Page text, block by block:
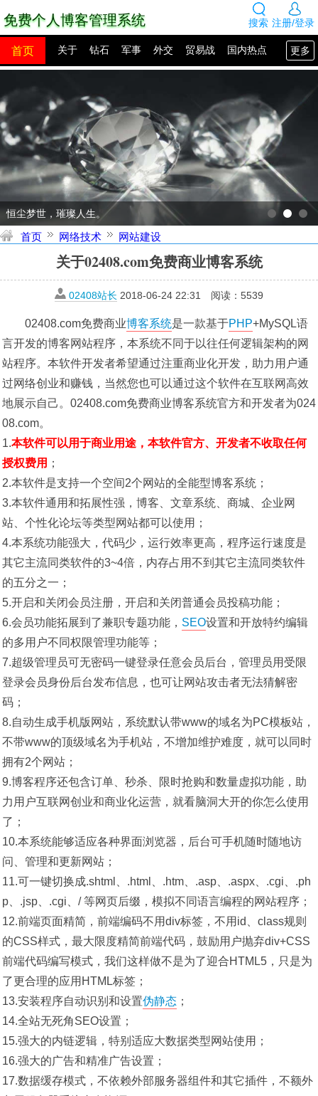
注册/登录
搜索
免费个人博客管理系统
更多
首页 关于 钻石 军事 外交 贸易战 国内热点
网站模板 源码下载 创业赚钱 图片展示 留言板
恒尘梦世，璀璨人生。
首页 网络技术 网站建设
关于02408.com免费商业博客系统
02408站长 2018-06-24 22:31 阅读： 5539
02408.com免费商业博客系统是一款基于PHP+MySQL语
言开发的博客网站程序，本系统不同于以往任何逻辑架构的网
站程序。本软件开发者希望通过注重商业化开发，助力用户通
过网络创业和赚钱，当然您也可以通过这个软件在互联网高效
地展示自己。02408.com免费商业博客系统官方和开发者为024
08.com。
1.本软件可以用于商业用途，本软件官方、开发者不收取任何
授权费用 ；
2.本软件是支持一个空间2个网站的全能型博客系统；
3.本软件通用和拓展性强，博客、文章系统、商城、企业网
站、个性化论坛等类型网站都可以使用；
4.本系统功能强大，代码少，运行效率更高，程序运行速度是
其它主流同类软件的3~4倍，内存占用不到其它主流同类软件
的五分之一；
5.开启和关闭会员注册，开启和关闭普通会员投稿功能；
6.会员功能拓展到了兼职专题功能， SEO设置和开放特约编辑
的多用户不同权限管理功能等；
7.超级管理员可无密码一键登录任意会员后台，管理员用受限
登录会员身份后台发布信息，也可让网站攻击者无法猜解密
码；
8.自动生成手机版网站，系统默认带www的域名为PC模板站，
不带www的顶级域名为手机站，不增加维护难度，就可以同时
拥有2个网站；
9.博客程序还包含订单、秒杀、限时抢购和数量虚拟功能，助
力用户互联网创业和商业化运营，就看脑洞大开的你怎么使用
了；
10.本系统能够适应各种界面浏览器，后台可手机随时随地访
问、管理和更新网站；
11.可一键切换成.shtml、.html、.htm、.asp、.aspx、.cgi、.ph
p、.jsp、.cgi、/ 等网页后缀，模拟不同语言编程的网站程序；
12.前端页面精简，前端编码不用div标签，不用id、class规则
的CSS样式，最大限度精简前端代码，鼓励用户抛弃div+CSS
前端代码编写模式，我们这样做不是为了迎合HTML5，只是为
了更合理的应用HTML标签；
13.安装程序自动识别和设置伪静态 ；
14.全站无死角SEO设置；
15.强大的内链逻辑，特别适应大数据类型网站使用；
16.强大的广告和精准广告设置；
17.数据缓存模式，不依赖外部服务器组件和其它插件，不额外